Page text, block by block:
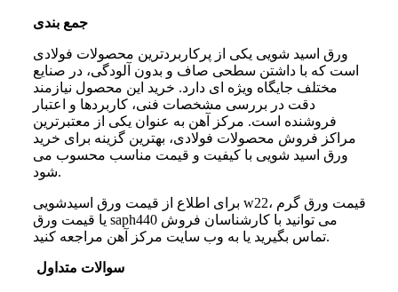
جمع بندی
ورق اسید شویی یکی از پرکاربردترین محصولات فولادی
است که با داشتن سطحی صاف و بدون آلودگی، در صنایع
مختلف جایگاه ویژه ای دارد. خرید این محصول نیازمند
دقت در بررسی مشخصات فنی، کاربردها و اعتبار
فروشنده است. مرکز آهن به عنوان یکی از معتبرترین
مراکز فروش محصولات فولادی، بهترین گزینه برای خرید
ورق اسید شویی با کیفیت و قیمت مناسب محسوب می
شود.
برای اطلاع از قیمت ورق اسیدشویی w22، قیمت ورق گرم
یا قیمت ورق saph440 می توانید با کارشناسان فروش
تماس بگیرید یا به وب سایت مرکز آهن مراجعه کنید.
سوالات متداول